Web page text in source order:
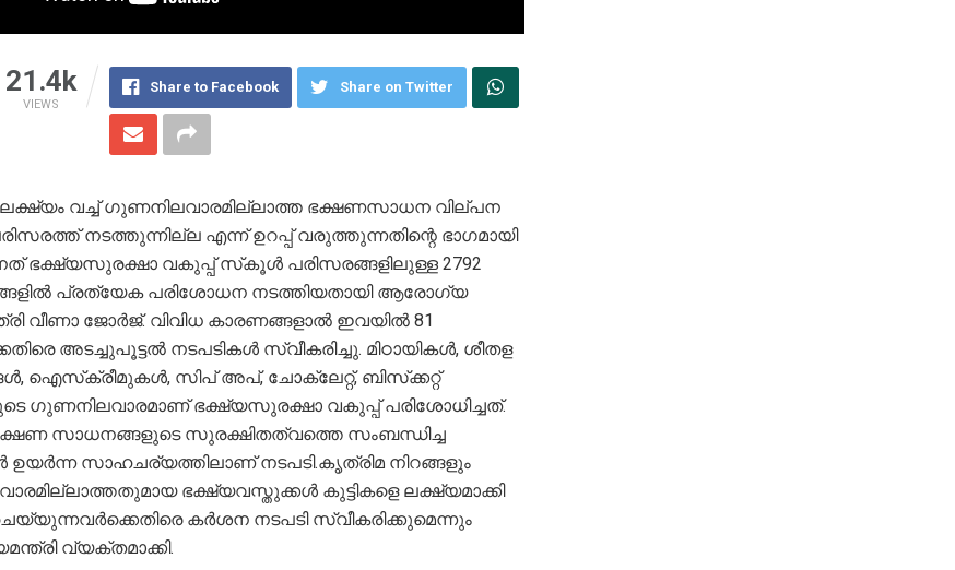
21.4k
VIEWS
Share to Facebook Share on Twitter
ലക്ഷ്യം വച്ച് ഗുണനിലവാരമില്ലാത്ത ഭക്ഷണസാധന വില്പന
നടത്തുന്നില്ല എന്ന് ഉറപ്പ് വരുത്തുന്നതിന്റെ ഭാഗമായി
ഭക്ഷ്യസുരക്ഷാ വകുപ്പ് സ്‌കൂൾ പരിസരങ്ങളിലുള്ള 2792
പ്രത്യേക പരിശോധന നടത്തിയതായി ആരോഗ്യ
വീണാ ജോർജ്. വിവിധ കാരണങ്ങളാൽ ഇവയിൽ 81
അടച്ചുപൂട്ടൽ നടപടികൾ സ്വീകരിച്ചു. മിഠായികൾ, ശീതള
ഐസ്‌ക്രീമുകൾ, സിപ് അപ്, ചോക്ലേറ്റ്, ബിസ്‌ക്കറ്റ്
ഗുണനിലവാരമാണ് ഭക്ഷ്യസുരക്ഷാ വകുപ്പ് പരിശോധിച്ചത്.
സാധനങ്ങളുടെ സുരക്ഷിതത്വത്തെ സംബന്ധിച്ച
ഉയർന്ന സാഹചര്യത്തിലാണ് നടപടി.കൃത്രിമ നിറങ്ങളും
ഭക്ഷ്യവസ്തുക്കൾ കുട്ടികളെ ലക്ഷ്യമാക്കി
കർശന നടപടി സ്വീകരിക്കുമെന്നും
വ്യക്തമാക്കി.